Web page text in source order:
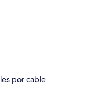
por cable